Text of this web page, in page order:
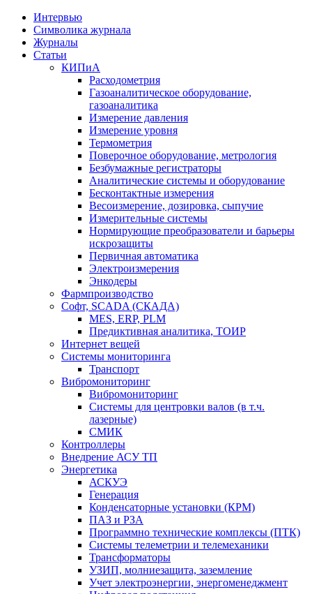
Интервью
Символика журнала
Журналы
Статьи
КИПиА
Расходометрия
Газоаналитическое оборудование,
газоаналитика
Измерение давления
Измерение уровня
Термометрия
Поверочное оборудование, метрология
Безбумажные регистраторы
Аналитические системы и оборудование
Бесконтактные измерения
Весоизмерение, дозировка, сыпучие
Измерительные системы
Нормирующие преобразователи и барьеры
искрозащиты
Первичная автоматика
Электроизмерения
Энкодеры
Фармпроизводство
Софт, SCADA (СКАДА)
MES, ERP, PLM
Предиктивная аналитика, ТОИР
Интернет вещей
Системы мониторинга
Транспорт
Вибромониторинг
Вибромониторинг
Системы для центровки валов (в т.ч.
лазерные)
СМИК
Контроллеры
Внедрение АСУ ТП
Энергетика
АСКУЭ
Генерация
Конденсаторные установки (КРМ)
ПАЗ и РЗА
Программно технические комплексы (ПТК)
Системы телеметрии и телемеханики
Трансформаторы
УЗИП, молниезащита, заземление
Учет электроэнергии, энергоменеджмент